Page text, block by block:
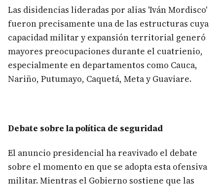
Las disidencias lideradas por alias 'Iván Mordisco'
fueron precisamente una de las estructuras cuya
capacidad militar y expansión territorial generó
mayores preocupaciones durante el cuatrienio,
especialmente en departamentos como Cauca,
Nariño, Putumayo, Caquetá, Meta y Guaviare.
Debate sobre la política de seguridad
El anuncio presidencial ha reavivado el debate
sobre el momento en que se adopta esta ofensiva
militar. Mientras el Gobierno sostiene que las